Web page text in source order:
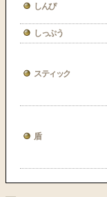
しんぴ
しっぷう
スティック
盾